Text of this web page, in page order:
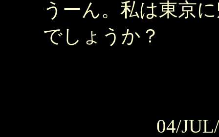
うーん。私は東京
でしょうか？
04/